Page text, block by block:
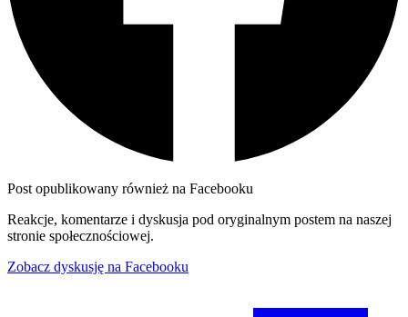
Post opublikowany również na Facebooku
Reakcje, komentarze i dyskusja pod oryginalnym postem na naszej
stronie społecznościowej.
Zobacz dyskusję na Facebooku